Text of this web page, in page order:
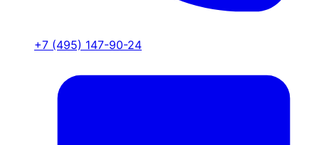
+7 (495) 147-90-24